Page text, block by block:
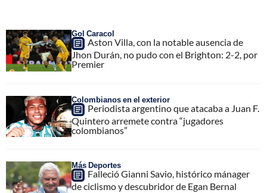
Gol Caracol
Aston Villa, con la notable ausencia de
Jhon Durán, no pudo con el Brighton: 2-2, por
Premier
Colombianos en el exterior
Periodista argentino que atacaba a Juan F.
Quintero arremete contra “jugadores
colombianos”
Más Deportes
Falleció Gianni Savio, histórico mánager
de ciclismo y descubridor de Egan Bernal